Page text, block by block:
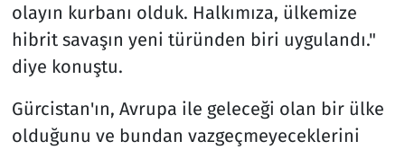
olayın kurbanı olduk. Halkımıza, ülkemize
hibrit savaşın yeni türünden biri uygulandı."
diye konuştu.
Gürcistan'ın, Avrupa ile geleceği olan bir ülke
olduğunu ve bundan vazgeçmeyeceklerini